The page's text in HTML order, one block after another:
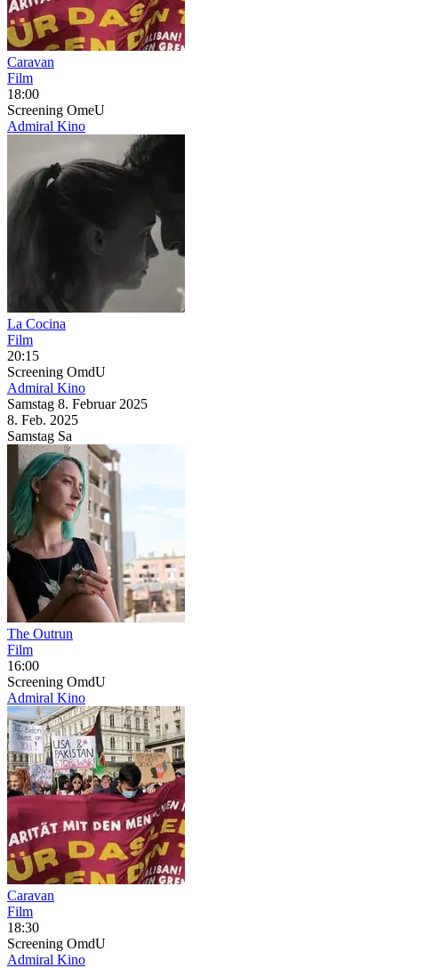
Caravan
Film
18:00
Screening OmeU
Admiral Kino
La Cocina
Film
20:15
Screening OmdU
Admiral Kino
Samstag 8. Februar 2025
8. Feb. 2025
Samstag Sa
The Outrun
Film
16:00
Screening OmdU
Admiral Kino
Caravan
Film
18:30
Screening OmdU
Admiral Kino